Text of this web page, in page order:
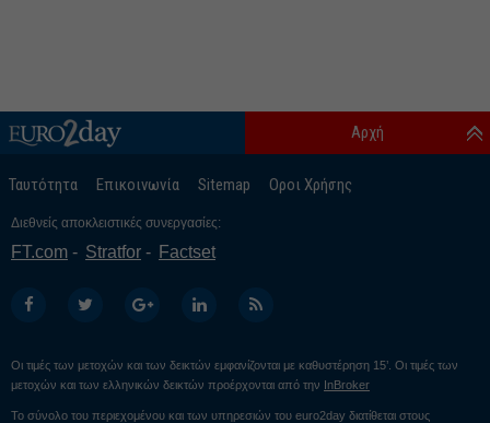
Ταυτότητα Επικοινωνία Sitemap Οροι Χρήσης
Αρχή
Διεθνείς αποκλειστικές συνεργασίες:
FT.com Stratfor Factset
Οι τιμές των μετοχών και των δεικτών εμφανίζονται με καθυστέρηση 15’. Οι τιμές των
μετοχών και των ελληνικών δεικτών προέρχονται από την InBroker
Το σύνολο του περιεχομένου και των υπηρεσιών του euro2day διατίθεται στους